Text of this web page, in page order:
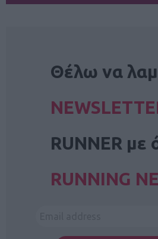
Θέλω να
RUNNER με
RUNNING